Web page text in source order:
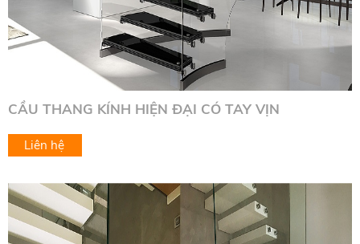
CẦU THANG KÍNH HIỆN ĐẠI CÓ TAY VỊN
Liên hệ